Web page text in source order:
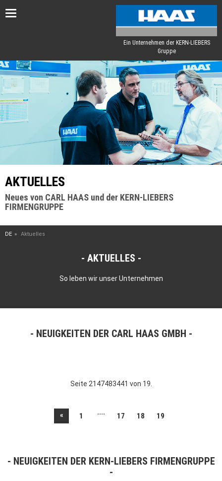
Toggle
Ein Unternehmen der KERN-LIEBERS
Gruppe
AKTUELLES
Neues von CARL HAAS und der KERN-LIEBERS
FIRMENGRUPPE
DE Aktuelles
AKTUELLES
So leben wir unser Unternehmen
NEUIGKEITEN DER CARL HAAS GMBH
Seite 2147483441 von 19.
« 1 .... 17 18 19
NEUIGKEITEN DER KERN-LIEBERS FIRMENGRUPPE